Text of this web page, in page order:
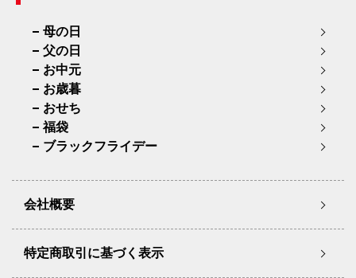
母の日
父の日
お中元
お歳暮
おせち
福袋
ブラックフライデー
会社概要
特定商取引に基づく表示